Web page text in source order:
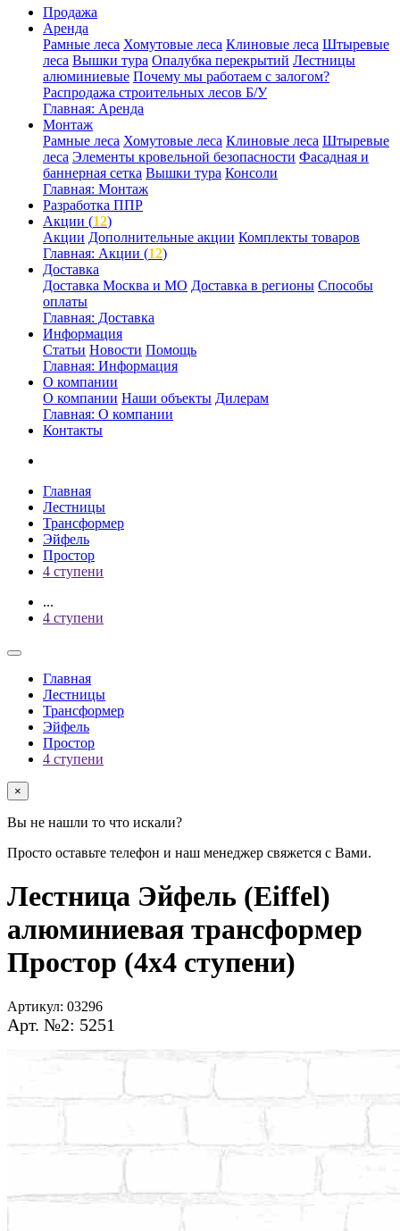
Продажа
Аренда
Рамные леса Хомутовые леса Клиновые леса Штыревые
леса Вышки тура Опалубка перекрытий Лестницы
алюминиевые Почему мы работаем с залогом?
Распродажа строительных лесов Б/У
Главная: Аренда
Монтаж
Рамные леса Хомутовые леса Клиновые леса Штыревые
леса Элементы кровельной безопасности Фасадная и
баннерная сетка Вышки тура Консоли
Главная: Монтаж
Разработка ППР
Акции (12)
Акции Дополнительные акции Комплекты товаров
Главная: Акции (12)
Доставка
Доставка Москва и МО Доставка в регионы Способы
оплаты
Главная: Доставка
Информация
Статьи Новости Помощь
Главная: Информация
О компании
О компании Наши объекты Дилерам
Главная: О компании
Контакты
Главная
Лестницы
Трансформер
Эйфель
Простор
4 ступени
...
4 ступени
Главная
Лестницы
Трансформер
Эйфель
Простор
4 ступени
×
Вы не нашли то что искали?
Просто оставьте телефон и наш менеджер свяжется с Вами.
Лестница Эйфель (Eiffel)
алюминиевая трансформер
Простор (4х4 ступени)
Артикул: 03296
Арт. №2: 5251